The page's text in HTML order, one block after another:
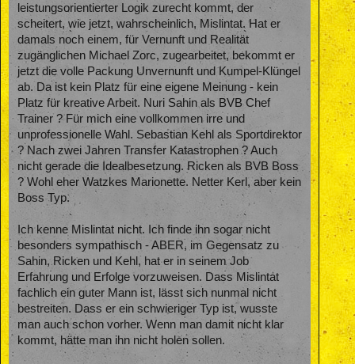
leistungsorientierter Logik zurecht kommt, der
scheitert, wie jetzt, wahrscheinlich, Mislintat. Hat er
damals noch einem, für Vernunft und Realität
zugänglichen Michael Zorc, zugearbeitet, bekommt er
jetzt die volle Packung Unvernunft und Kumpel-Klüngel
ab. Da ist kein Platz für eine eigene Meinung - kein
Platz für kreative Arbeit. Nuri Sahin als BVB Chef
Trainer ? Für mich eine vollkommen irre und
unprofessionelle Wahl. Sebastian Kehl als Sportdirektor
? Nach zwei Jahren Transfer Katastrophen ? Auch
nicht gerade die Idealbesetzung. Ricken als BVB Boss
? Wohl eher Watzkes Marionette. Netter Kerl, aber kein
Boss Typ.
Ich kenne Mislintat nicht. Ich finde ihn sogar nicht
besonders sympathisch - ABER, im Gegensatz zu
Sahin, Ricken und Kehl, hat er in seinem Job
Erfahrung und Erfolge vorzuweisen. Dass Mislintat
fachlich ein guter Mann ist, lässt sich nunmal nicht
bestreiten. Dass er ein schwieriger Typ ist, wusste
man auch schon vorher. Wenn man damit nicht klar
kommt, hätte man ihn nicht holen sollen.